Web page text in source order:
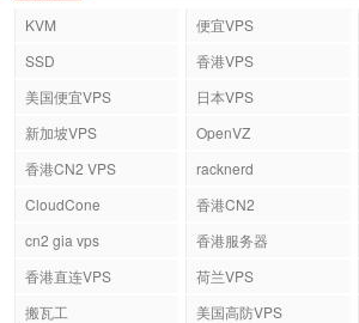
KVM 便宜VPS
SSD
香港VPS
美国便宜VPS
日本VPS
新加坡VPS
OpenVZ
香港CN2 VPS
racknerd
CloudCone
香港CN2
cn2 gia vps
香港服务器
香港直连VPS
荷兰VPS
搬瓦工
美国高防VPS